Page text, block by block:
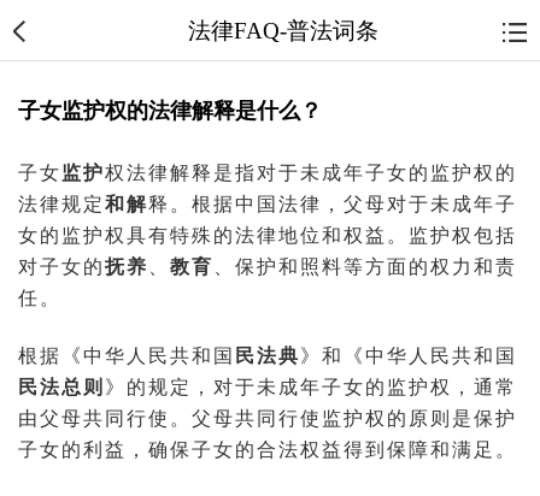
法律FAQ-普法词条
子女监护权的法律解释是什么？
子女监护权法律解释是指对于未成年子女的监护权的
法律规定和解释。根据中国法律，父母对于未成年子
女的监护权具有特殊的法律地位和权益。监护权包括
对子女的抚养 、教育
、保护和照料等方面的权力和责
任。
根据《中华人民共和国 民法典》和《中华人民共和国
民法总则 》的规定，对于未成年子女的监护权，通常
由父母共同行使。父母共同行使监护权的原则是保护
子女的利益，确保子女的合法权益得到保障和满足。